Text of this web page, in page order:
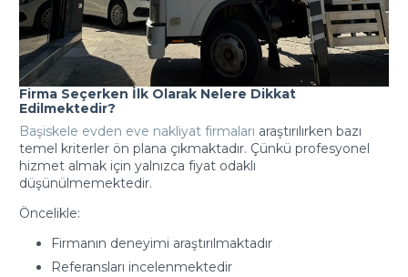
Firma Seçerken İlk Olarak Nelere Dikkat
Edilmektedir?
Başiskele evden eve nakliyat firmaları araştırılırken bazı
temel kriterler ön plana çıkmaktadır. Çünkü profesyonel
hizmet almak için yalnızca fiyat odaklı
düşünülmemektedir.
Öncelikle:
Firmanın deneyimi araştırılmaktadır
Referansları incelenmektedir